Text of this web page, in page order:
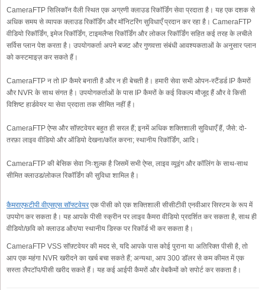
CameraFTP सिलिकॉन वैली स्थित एक अग्रणी क्लाउड रिकॉर्डिंग सेवा प्रदाता है। यह एक दशक से
अधिक समय से व्यापक क्लाउड रिकॉर्डिंग और मॉनिटरिंग सुविधाएँ प्रदान कर रहा है। CameraFTP
वीडियो रिकॉर्डिंग, इमेज रिकॉर्डिंग, टाइमलैप्स रिकॉर्डिंग और लोकल रिकॉर्डिंग सहित कई तरह के लचीले
सर्विस प्लान पेश करता है। उपयोगकर्ता अपने बजट और गुणवत्ता संबंधी आवश्यकताओं के अनुसार प्लान
को कस्टमाइज़ कर सकते हैं।
CameraFTP न तो IP कैमरे बनाती है और न ही बेचती है। हमारी सेवा सभी ओपन-स्टैंडर्ड IP कैमरों
और NVR के साथ संगत है। उपयोगकर्ताओं के पास IP कैमरों के कई विकल्प मौजूद हैं और वे किसी
विशिष्ट हार्डवेयर या सेवा प्रदाता तक सीमित नहीं हैं।
CameraFTP ऐप्स और सॉफ़्टवेयर बहुत ही सरल हैं; इनमें अधिक शक्तिशाली सुविधाएँ हैं, जैसे: दो-
तरफ़ा लाइव वीडियो और ऑडियो देखना/कॉल करना; स्थानीय रिकॉर्डिंग, आदि।
CameraFTP की बेसिक सेवा निःशुल्क है जिसमें सभी ऐप्स, लाइव व्यूइंग और कॉलिंग के साथ-साथ
सीमित क्लाउड/लोकल रिकॉर्डिंग की सुविधा शामिल है।
कैमराएफटीपी वीएसएस सॉफ्टवेयरएक पीसी को एक शक्तिशाली सीसीटीवी एनवीआर सिस्टम के रूप में
उपयोग कर सकता है। यह आपके पीसी स्क्रीन पर लाइव कैमरा वीडियो प्रदर्शित कर सकता है, साथ ही
वीडियो/छवि को क्लाउड और/या स्थानीय डिस्क पर रिकॉर्ड भी कर सकता है।
CameraFTP VSS सॉफ़्टवेयर की मदद से, यदि आपके पास कोई पुराना या अतिरिक्त पीसी है, तो
आप एक महंगा NVR खरीदने का खर्च बचा सकते हैं; अन्यथा, आप 300 डॉलर से कम कीमत में एक
सस्ता लैपटॉप/पीसी खरीद सकते हैं। यह कई आईपी कैमरों और वेबकैमों को सपोर्ट कर सकता है।